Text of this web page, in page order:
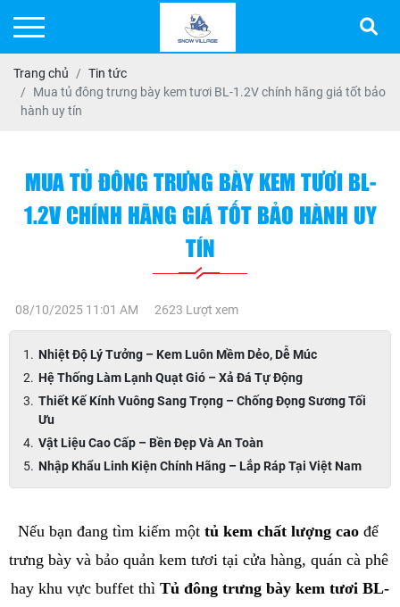
Trang chủ
Tin tức
Mua tủ đông trưng bày kem tươi BL-1.2V chính hãng giá tốt bảo
hành uy tín
MUA TỦ ĐÔNG TRƯNG BÀY KEM TƯƠI BL-
1.2V CHÍNH HÃNG GIÁ TỐT BẢO HÀNH UY
TÍN
08/10/2025 11:01 AM 2623 Lượt xem
Nhiệt Độ Lý Tưởng – Kem Luôn Mềm Dẻo, Dễ Múc
Hệ Thống Làm Lạnh Quạt Gió – Xả Đá Tự Động
Thiết Kế Kính Vuông Sang Trọng – Chống Đọng Sương Tối
Ưu
Vật Liệu Cao Cấp – Bền Đẹp Và An Toàn
Nhập Khẩu Linh Kiện Chính Hãng – Lắp Ráp Tại Việt Nam
Nếu bạn đang tìm kiếm một tủ kem chất lượng cao để
trưng bày và bảo quản kem tươi tại cửa hàng, quán cà phê
hay khu vực buffet thì Tủ đông trưng bày kem tươi BL-